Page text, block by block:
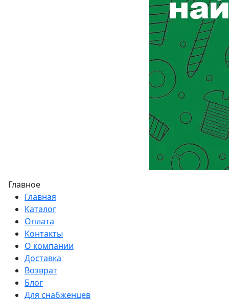
Главное
Главная
Каталог
Оплата
Контакты
О компании
Доставка
Возврат
Блог
Для снабженцев